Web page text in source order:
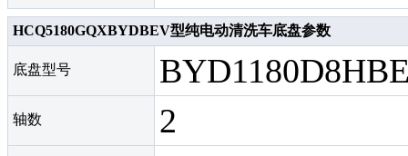
HCQ5180GQXBYDBEV型纯电动清洗车底盘参数
底盘型号
轴数 2